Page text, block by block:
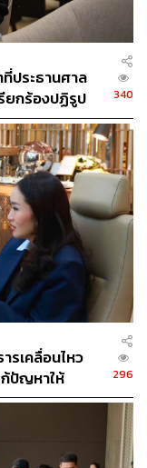
าชนใบเดียวเพื่อ
ระจำตามเขตและ
แก่ ร้านยาคุณภาพ,
บอุ่น, คลินิก
พทย์ชุมชนอบอุ่น,
นิกแพทย์แผนไทย
สุขภาพภายในงาน
ในพื้นที่น้ำท่วม
ที่
160
ประธานศาล
ยกร้องปฏิรูป
340
เคลื่อนไหว
ปัญหาให้
296